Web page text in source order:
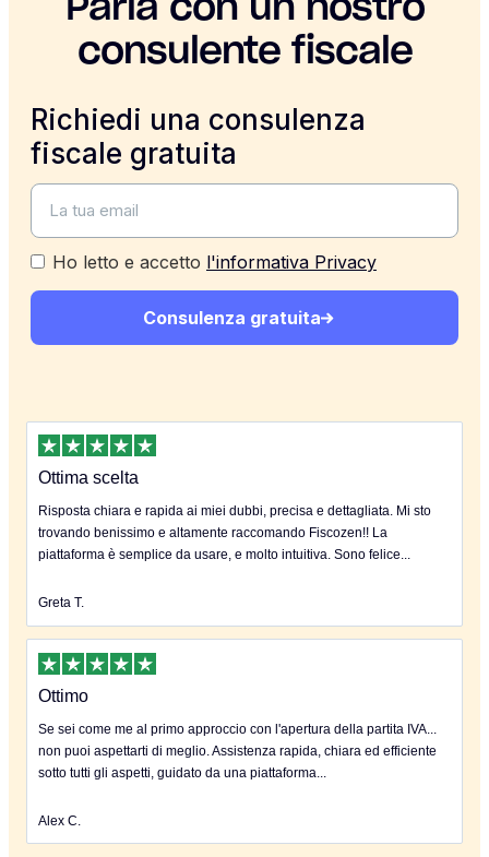
Parla con un nostro
consulente fiscale
Richiedi una consulenza
fiscale gratuita
Ho letto e accetto l'informativa Privacy
Consulenza gratuita
Ottima scelta
Risposta chiara e rapida ai miei dubbi, precisa e dettagliata. Mi sto
trovando benissimo e altamente raccomando Fiscozen!! La
piattaforma è semplice da usare, e molto intuitiva. Sono felice...
Greta T.
Ottimo
Se sei come me al primo approccio con l'apertura della partita IVA...
non puoi aspettarti di meglio. Assistenza rapida, chiara ed efficiente
sotto tutti gli aspetti, guidato da una piattaforma...
Alex C.